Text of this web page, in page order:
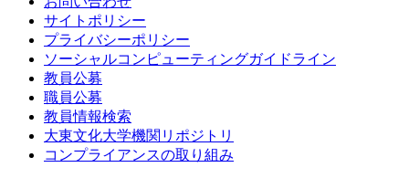
サイトポリシー
プライバシーポリシー
ソーシャルコンピューティングガイドライン
教員公募
職員公募
教員情報検索
大東文化大学機関リポジトリ
コンプライアンスの取り組み